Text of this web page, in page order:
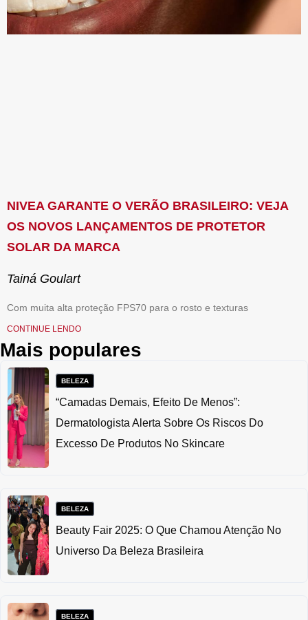
NIVEA GARANTE O VERÃO BRASILEIRO: VEJA
OS NOVOS LANÇAMENTOS DE PROTETOR
SOLAR DA MARCA
Tainá Goulart
Com muita alta proteção FPS70 para o rosto e texturas
CONTINUE LENDO
Mais populares
BELEZA
“Camadas Demais, Efeito De Menos”:
Dermatologista Alerta Sobre Os Riscos Do
Excesso De Produtos No Skincare
BELEZA
Beauty Fair 2025: O Que Chamou Atenção No
Universo Da Beleza Brasileira
BELEZA